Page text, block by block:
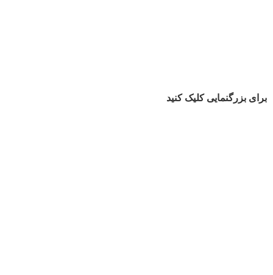
برای بزرگنمایی کلیک کنید